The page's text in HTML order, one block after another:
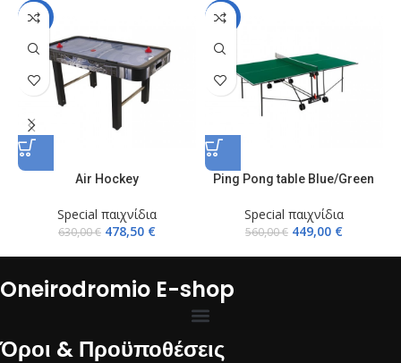
-24%
Air Hockey
Special παιχνίδια
630,00€ 478,50 €
-20%
Ping Pong table Blue/Green
Special παιχνίδια
560,00€ 449,00 €
Oneirodromio E-shop
Όροι & Προϋποθέσεις